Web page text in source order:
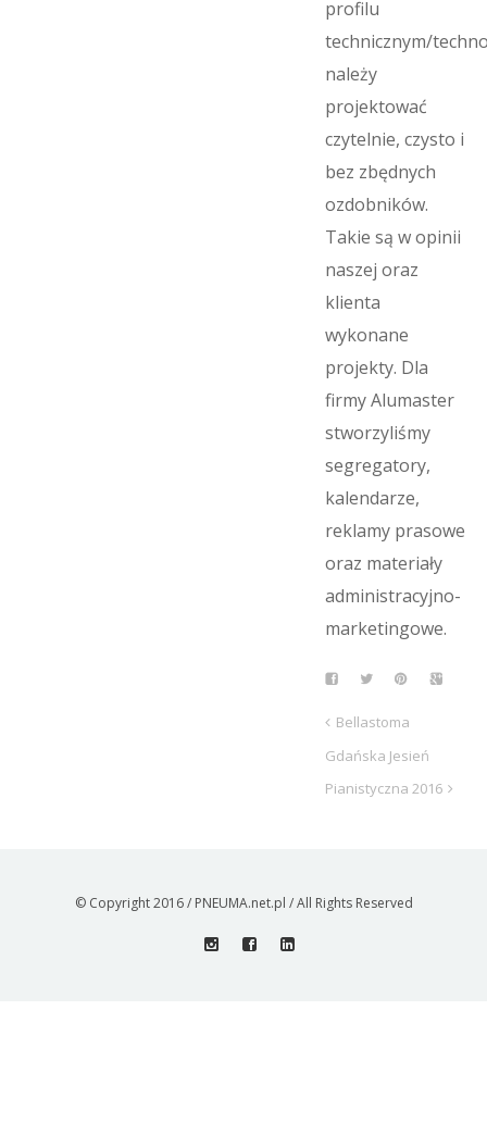
profilu
technicznym/
należy
projektować
czytelnie, czysto i
bez zbędnych
ozdobników.
Takie są w opinii
naszej oraz
klienta
wykonane
projekty. Dla
firmy Alumaster
stworzyliśmy
segregatory,
kalendarze,
reklamy prasowe
oraz materiały
administracyjno-
marketingowe.
Bellastoma
Gdańska Jesień
Pianistyczna 2016
© Copyright 2016 / PNEUMA.net.pl / All Rights Reserved